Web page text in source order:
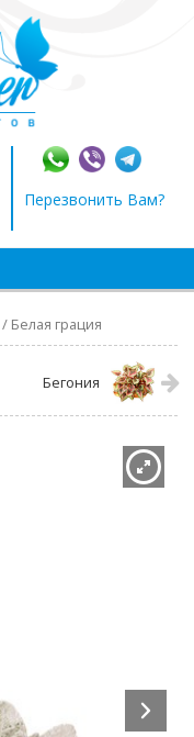
Перезвонить Вам?
/ Белая грация
Бегония